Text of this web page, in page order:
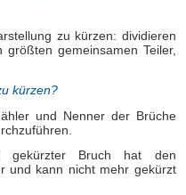
zu kürzen: dividieren
gemeinsamen Teiler,
kürzen?
und Nenner der Brüche
gekürzter Bruch hat den
und kann nicht mehr gekürzt